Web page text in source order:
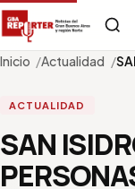
Inicio Actualidad
ACTUALIDAD
SAN